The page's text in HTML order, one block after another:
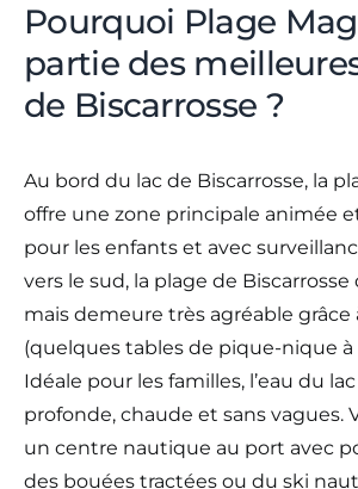
Pourquoi Plage
partie des
de Biscarrosse ?
Au bord du lac de Biscarrosse, la
offre une zone principale animée
pour les enfants et avec
vers le sud, la plage de
mais demeure très agréable grâce
(quelques tables de pique-nique à
Idéale pour les familles, l’eau du
profonde, chaude et sans vagues.
un centre nautique au port avec
des bouées tractées ou du ski